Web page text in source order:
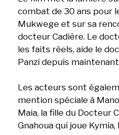
combat de 30 ans pour
Mukwege et sur sa
docteur Cadière. Le
les faits réels, aide le
Panzi depuis maintenant
Les acteurs sont
mention spéciale à
Maia, la fille du Docteur
Gnahoua qui joue